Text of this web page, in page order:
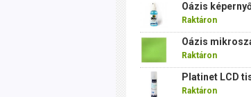
Oázis
Raktáron
Oázis
Raktáron
Platinet LCD
Raktáron